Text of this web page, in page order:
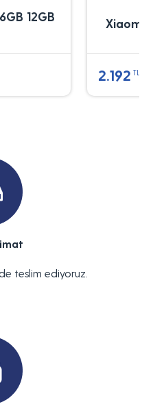
12GB
2.192
teslim ediyoruz.